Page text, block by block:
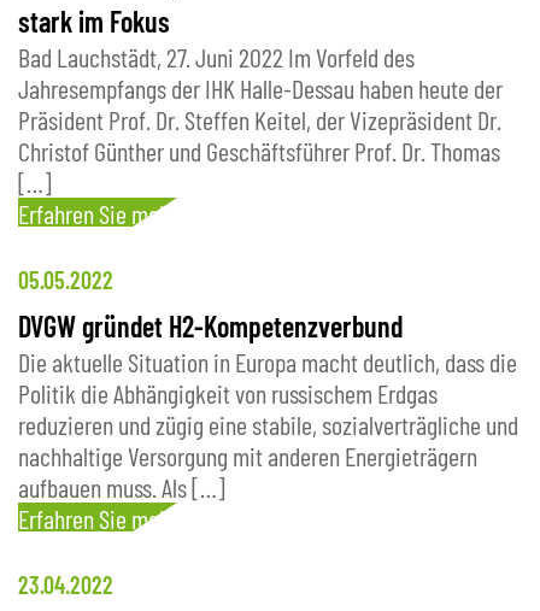
stark im Fokus
Bad Lauchstädt, 27. Juni 2022 Im Vorfeld des
Jahresempfangs der IHK Halle-Dessau haben heute der
Präsident Prof. Dr. Steffen Keitel, der Vizepräsident Dr.
Christof Günther und Geschäftsführer Prof. Dr. Thomas
[…]
Erfahren Sie mehr
05.05.2022
DVGW gründet H2-Kompetenzverbund
Die aktuelle Situation in Europa macht deutlich, dass die
Politik die Abhängigkeit von russischem Erdgas
reduzieren und zügig eine stabile, sozialverträgliche und
nachhaltige Versorgung mit anderen Energieträgern
aufbauen muss. Als […]
Erfahren Sie mehr
23.04.2022